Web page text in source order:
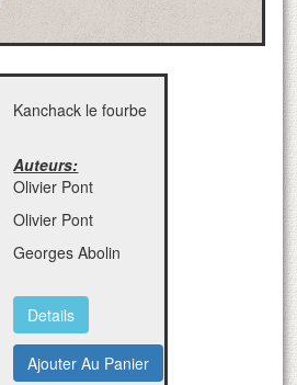
Kanchack le fourbe
Auteurs:
Olivier Pont
Olivier Pont
Georges Abolin
Details
Ajouter Au Panier